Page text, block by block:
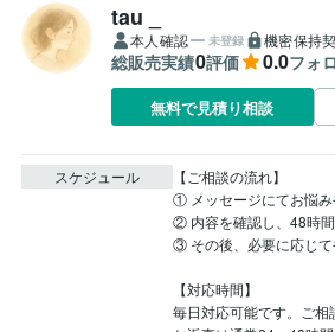
tau _
本人確認 未登録 機密保持
総販売実績0評価 0.0フォ
無料で見積り相談
スケジュール
【ご相談の流れ】
① メッセージにてお悩み
② 内容を確認し、48時間
③ その後、必要に応じて
【対応時間】
毎日対応可能です。ご相